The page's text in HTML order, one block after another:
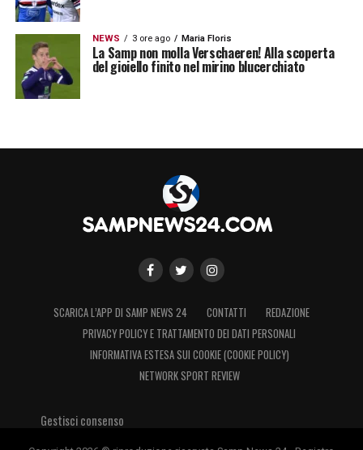
LEGGI ANCHE:
tentativo per il giocatore dello Spezia!
Mancini ci prova
NEWS 3 ore ago Maria Floris
La Samp non molla Verschaeren! Alla scoperta
del gioiello finito nel mirino blucerchiato
SCARICA L’APP DI SAMP NEWS 24 CONTATTI
REDAZIONE
PRIVACY POLICY E TRATTAMENTO DEI DATI PERSONALI
INFORMATIVA ESTESA SUI COOKIE (COOKIE POLICY)
NETWORK SPORT REVIEW
Gestisci consenso